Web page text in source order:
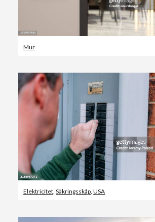
Mur
Elektricitet, Säkringsskåp, USA